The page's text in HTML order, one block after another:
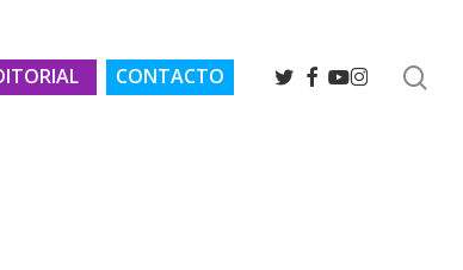
CONTACTO TWITTER
FACEBOOK
YOUTUBE
INSTAGRAM